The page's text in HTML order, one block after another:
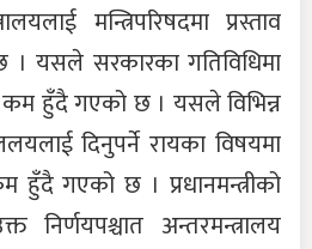
मन्त्रिपरिषदमा प्रस्ताव
यसले सरकारका गतिविधिमा
हुँदै गएको छ । यसले विभिन्न
दिनुपर्ने रायका विषयमा
हुँदै गएको छ । प्रधानमन्त्रीको
निर्णयपश्चात अन्तरमन्त्रालय